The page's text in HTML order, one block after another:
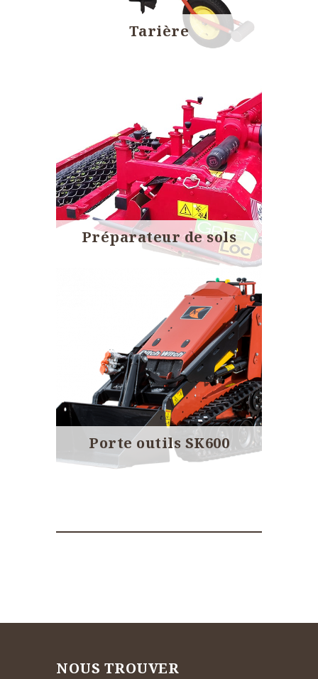
Tarière
Préparateur de sols
Porte outils SK600
NOUS TROUVER